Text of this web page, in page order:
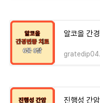
알코올 간
진행성 간